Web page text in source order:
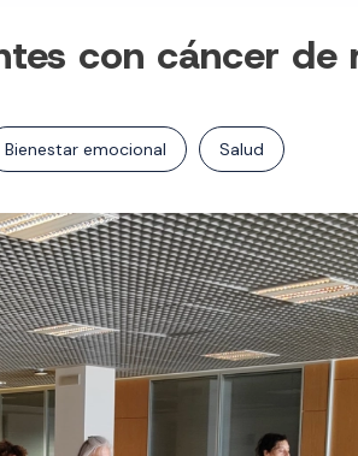
con cáncer de
Bienestar emocional Salud